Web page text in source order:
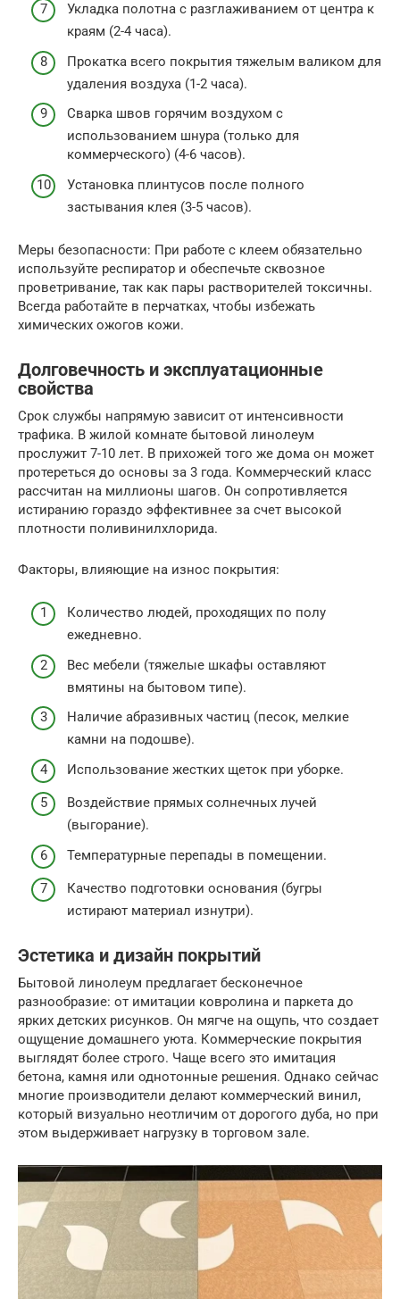
Укладка полотна с разглаживанием от центра к
краям (2-4 часа).
Прокатка всего покрытия тяжелым валиком для
удаления воздуха (1-2 часа).
Сварка швов горячим воздухом с
использованием шнура (только для
коммерческого) (4-6 часов).
Установка плинтусов после полного
застывания клея (3-5 часов).
Меры безопасности: При работе с клеем обязательно
используйте респиратор и обеспечьте сквозное
проветривание, так как пары растворителей токсичны.
Всегда работайте в перчатках, чтобы избежать
химических ожогов кожи.
Долговечность и эксплуатационные
свойства
Срок службы напрямую зависит от интенсивности
трафика. В жилой комнате бытовой линолеум
прослужит 7-10 лет. В прихожей того же дома он может
протереться до основы за 3 года. Коммерческий класс
рассчитан на миллионы шагов. Он сопротивляется
истиранию гораздо эффективнее за счет высокой
плотности поливинилхлорида.
Факторы, влияющие на износ покрытия:
Количество людей, проходящих по полу
ежедневно.
Вес мебели (тяжелые шкафы оставляют
вмятины на бытовом типе).
Наличие абразивных частиц (песок, мелкие
камни на подошве).
Использование жестких щеток при уборке.
Воздействие прямых солнечных лучей
(выгорание).
Температурные перепады в помещении.
Качество подготовки основания (бугры
истирают материал изнутри).
Эстетика и дизайн покрытий
Бытовой линолеум предлагает бесконечное
разнообразие: от имитации ковролина и паркета до
ярких детских рисунков. Он мягче на ощупь, что создает
ощущение домашнего уюта. Коммерческие покрытия
выглядят более строго. Чаще всего это имитация
бетона, камня или однотонные решения. Однако сейчас
многие производители делают коммерческий винил,
который визуально неотличим от дорогого дуба, но при
этом выдерживает нагрузку в торговом зале.